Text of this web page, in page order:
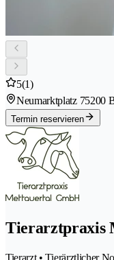
5(1)
Neumarktplatz 75200
Termin reservieren
Tierarztpraxis
Tierarzt • Tierärztlicher